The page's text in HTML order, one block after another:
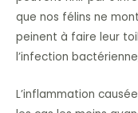
que nos félins ne
peinent à faire leur
l’infection
L’inflammation